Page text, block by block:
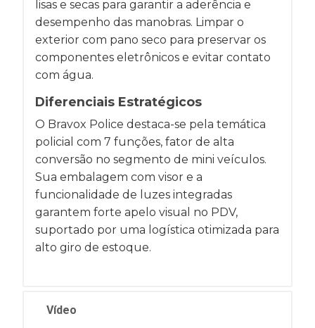
lisas e secas para garantir a aderência e
desempenho das manobras. Limpar o
exterior com pano seco para preservar os
componentes eletrônicos e evitar contato
com água.
Diferenciais Estratégicos
O Bravox Police destaca-se pela temática
policial com 7 funções, fator de alta
conversão no segmento de mini veículos.
Sua embalagem com visor e a
funcionalidade de luzes integradas
garantem forte apelo visual no PDV,
suportado por uma logística otimizada para
alto giro de estoque.
Vídeo